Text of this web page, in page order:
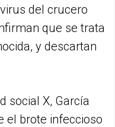
del crucero
que se trata
y descartan
social X, García
el brote infeccioso